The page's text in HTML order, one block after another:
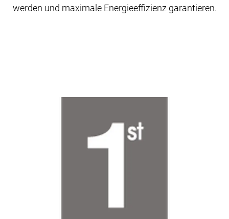
werden und maximale Energieeffizienz garantieren.